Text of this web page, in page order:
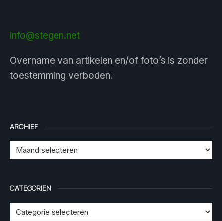
info@stegen.net
Overname van artikelen en/of foto’s is zonder
toestemming verboden!
ARCHIEF
CATEGORIEN